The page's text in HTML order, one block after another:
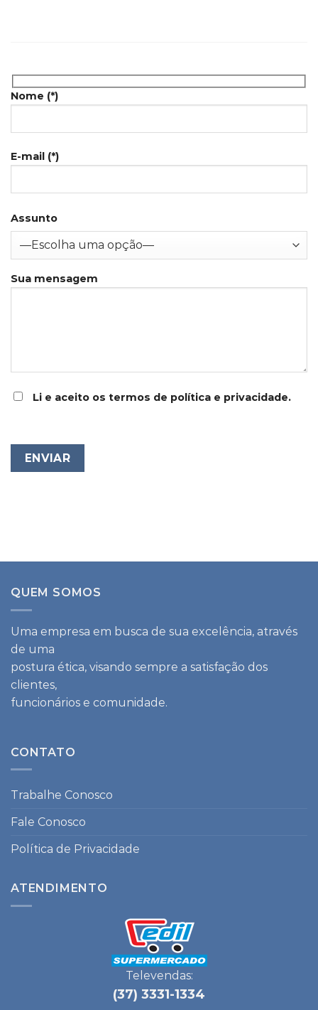
Nome (*)
E-mail (*)
Assunto
Sua mensagem
Li e aceito os termos de política e privacidade.
QUEM SOMOS
Uma empresa em busca de sua excelência, através
de uma
postura ética, visando sempre a satisfação dos
clientes,
funcionários e comunidade.
CONTATO
Trabalhe Conosco
Fale Conosco
Política de Privacidade
ATENDIMENTO
Televendas:
(37) 3331-1334